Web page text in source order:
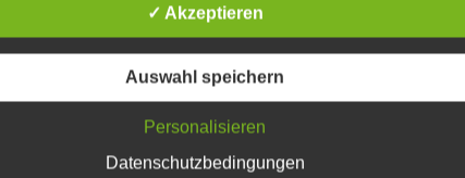
Tourist-Information
97855 Triefenstein OT Lengfurt
(09395) 9701-51
oeffentlichkeitsarbeit@triefenstein.bayern.de
Mängelmelder
Copyright 2026 Markt Triefenstein
✓ Akzeptieren
Auswahl speichern
Personalisieren
Datenschutzbedingungen